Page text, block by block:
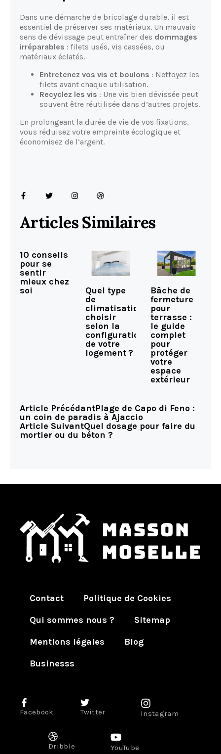
Dans une démarche de bricolage durable, il est
essentiel de préserver ses matériaux. Un mauvais
sens de dévissage peut entraîner des dommages
irréparables : filets usés, vis cassées, ou
matériaux éclatés.
Entretenez vos vis et boulons : Nettoyez les
filets avant chaque utilisation.
Recyclez les vis : Une vis bien dévissée peut
souvent être réutilisée dans d’autres projets.
En prolongeant la durée de vie de vos fixations,
vous réduisez votre empreinte écologique et
économisez de l’argent.
Articles Similaires
10 conseils
pour se
sentir
mieux chez
soi
Quel type
de
climatisation
choisir
selon la
configuration
de votre
logement ?
Bâche de
fermeture
pour
terrasse :
le guide
complet
pour
protéger
votre
espace
extérieur
Article PrécédantPlage de Capo di Feno :
un coin de paradis à Ajaccio
Article SuivantQuel dosage pour faire du
mortier ou du béton ?
Contact
Politique de Cookies
Qui sommes nous ?
Sitemap
Mentions légales
Blog
Businesss
Facebook Twitter Instagram
Dribble YouTube